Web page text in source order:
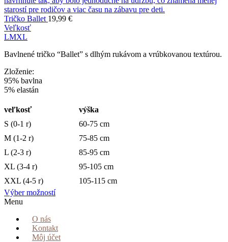
Tričko Ballet 19,99 €
Veľkosť
LMXL
Bavlnené tričko “Ballet” s dlhým rukávom a vrúbkovanou textúrou.
Zloženie:
95% bavlna
5% elastán
veľkosť
výška
S (0-1 r)
60-75 cm
M (1-2 r)
75-85 cm
L (2-3 r)
85-95 cm
XL (3-4 r)
95-105 cm
XXL (4-5 r)
105-115 cm
Výber možností
Menu
O nás
Kontakt
Môj účet